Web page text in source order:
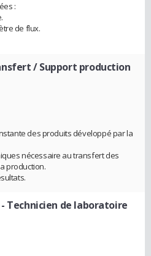
:
de flux.
/ Support production
des produits développé par la
nécessaire au transfert des
production.
- Technicien de laboratoire